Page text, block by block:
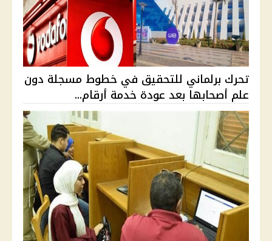
تحرك برلماني للتحقيق في خطوط مسجلة دون
علم أصحابها بعد عودة خدمة أرقام...